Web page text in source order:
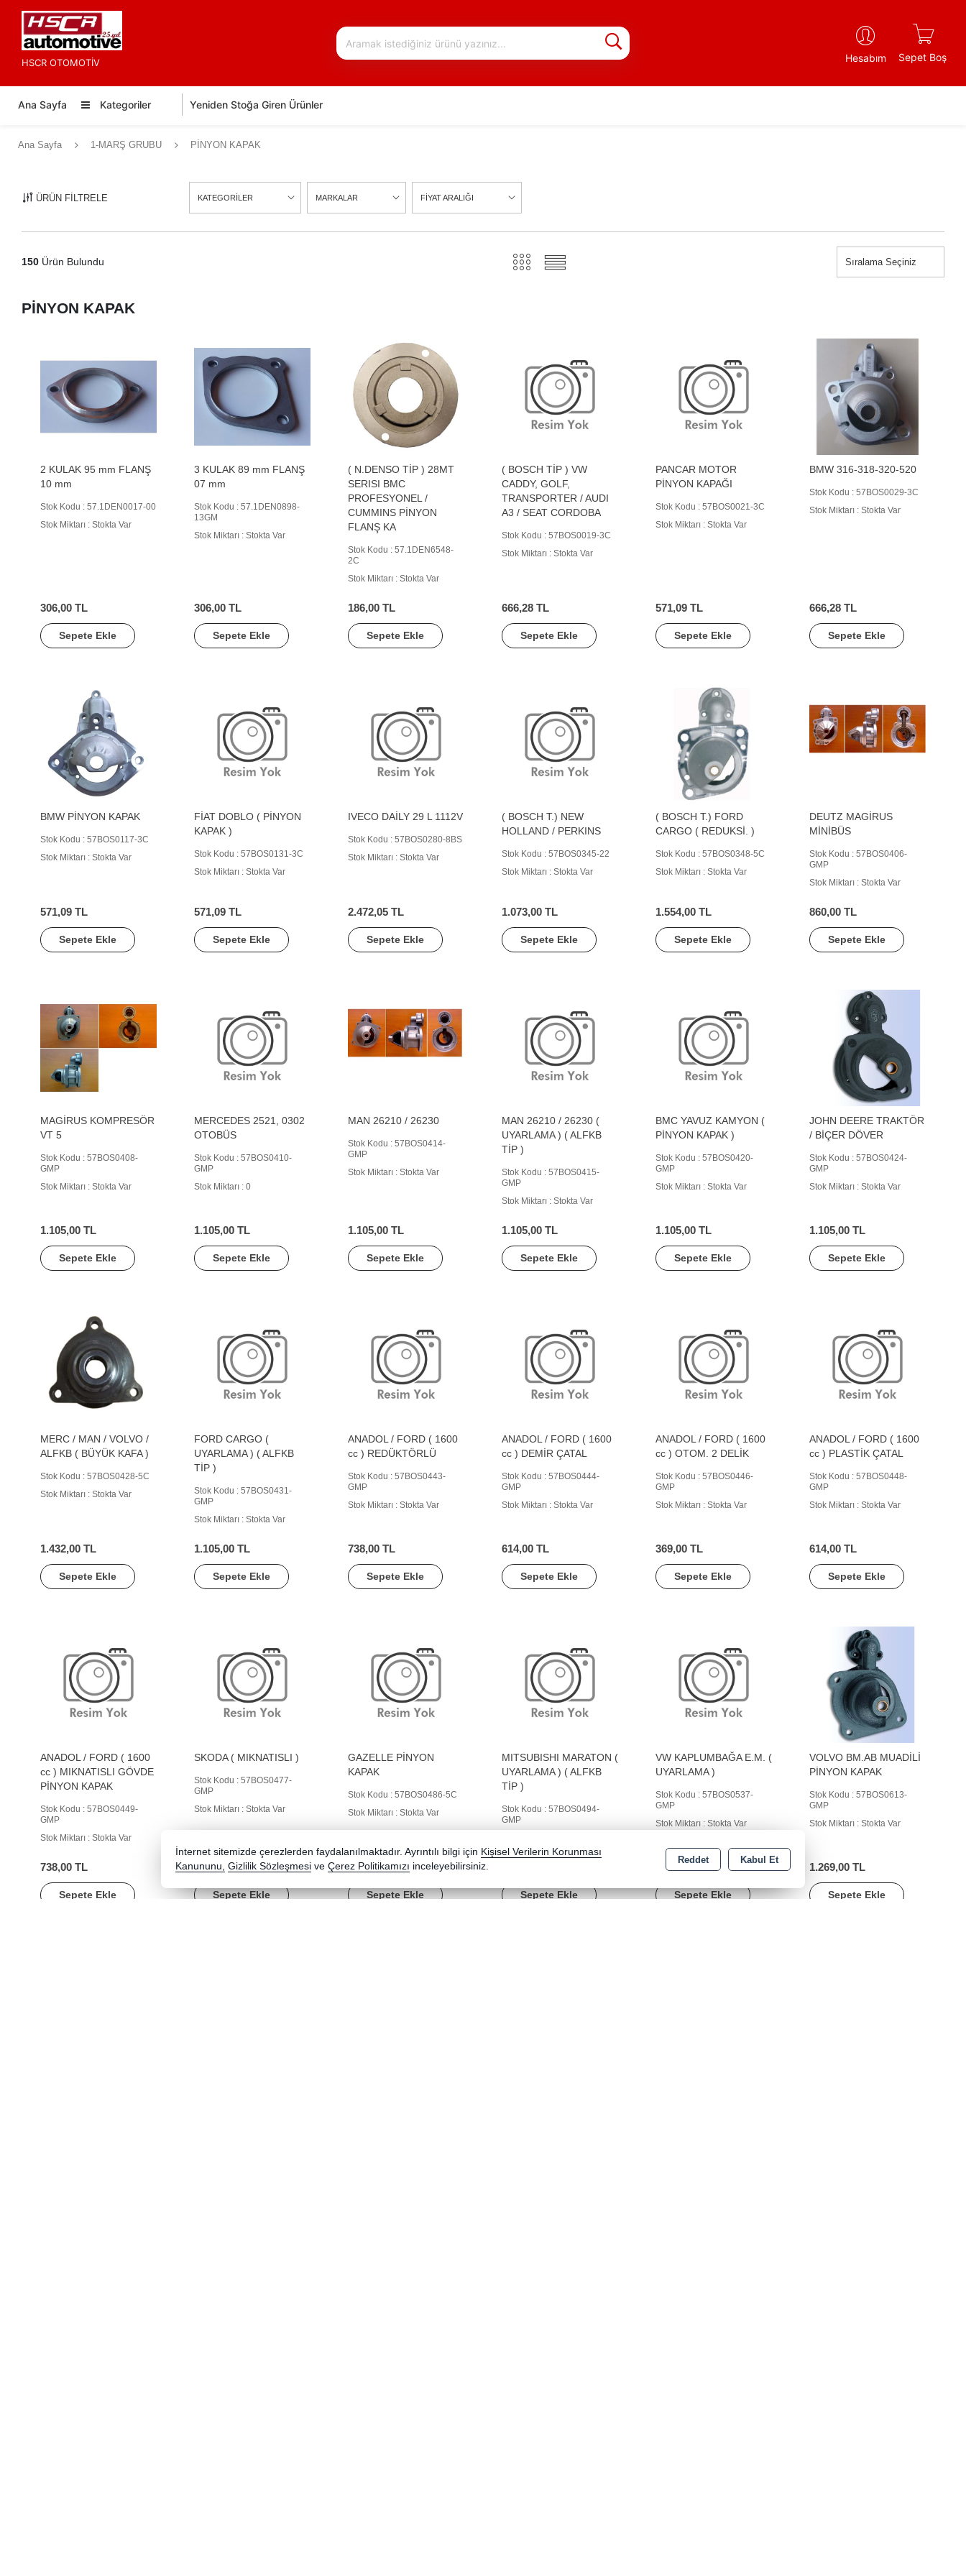
HSCR OTOMOTİV Hesabım Sepet Boş
Ana Sayfa Kategoriler Yeniden Stoğa Giren Ürünler
Ana Sayfa 1-MARŞ GRUBU PİNYON KAPAK
ÜRÜN FİLTRELE KATEGORİLER MARKALAR FİYAT ARALIĞI
150 Ürün Bulundu
PİNYON KAPAK
2 KULAK 95 mm FLANŞ
10 mm
Stok Kodu : 57.1DEN0017-00
Stok Miktarı : Stokta Var
306,00 TL
Sepete Ekle
3 KULAK 89 mm FLANŞ
07 mm
Stok Kodu : 57.1DEN0898-
13GM
Stok Miktarı : Stokta Var
306,00 TL
Sepete Ekle
( N.DENSO TİP ) 28MT
SERISI BMC
PROFESYONEL /
CUMMINS PİNYON
FLANŞ KA
Stok Kodu : 57.1DEN6548-
2C
Stok Miktarı : Stokta Var
186,00 TL
Sepete Ekle
( BOSCH TİP ) VW
CADDY, GOLF,
TRANSPORTER / AUDI
A3 / SEAT CORDOBA
Stok Kodu : 57BOS0019-3C
Stok Miktarı : Stokta Var
666,28 TL
Sepete Ekle
PANCAR MOTOR
PİNYON KAPAĞI
Stok Kodu : 57BOS0021-3C
Stok Miktarı : Stokta Var
571,09 TL
Sepete Ekle
BMW 316-318-320-520
Stok Kodu : 57BOS0029-3C
Stok Miktarı : Stokta Var
666,28 TL
Sepete Ekle
BMW PİNYON KAPAK
Stok Kodu : 57BOS0117-3C
Stok Miktarı : Stokta Var
571,09 TL
Sepete Ekle
FİAT DOBLO ( PİNYON
KAPAK )
Stok Kodu : 57BOS0131-3C
Stok Miktarı : Stokta Var
571,09 TL
Sepete Ekle
IVECO DAİLY 29 L 1112V
Stok Kodu : 57BOS0280-8BS
Stok Miktarı : Stokta Var
2.472,05 TL
Sepete Ekle
( BOSCH T.) NEW
HOLLAND / PERKINS
Stok Kodu : 57BOS0345-22
Stok Miktarı : Stokta Var
1.073,00 TL
Sepete Ekle
( BOSCH T.) FORD
CARGO ( REDUKSİ. )
Stok Kodu : 57BOS0348-5C
Stok Miktarı : Stokta Var
1.554,00 TL
Sepete Ekle
DEUTZ MAGİRUS
MİNİBÜS
Stok Kodu : 57BOS0406-
GMP
Stok Miktarı : Stokta Var
860,00 TL
Sepete Ekle
MAGİRUS KOMPRESÖR
VT 5
Stok Kodu : 57BOS0408-
GMP
Stok Miktarı : Stokta Var
1.105,00 TL
Sepete Ekle
MERCEDES 2521, 0302
OTOBÜS
Stok Kodu : 57BOS0410-
GMP
Stok Miktarı : 0
1.105,00 TL
Sepete Ekle
MAN 26210 / 26230
Stok Kodu : 57BOS0414-
GMP
Stok Miktarı : Stokta Var
1.105,00 TL
Sepete Ekle
MAN 26210 / 26230 (
UYARLAMA ) ( ALFKB
TİP )
Stok Kodu : 57BOS0415-
GMP
Stok Miktarı : Stokta Var
1.105,00 TL
Sepete Ekle
BMC YAVUZ KAMYON (
PİNYON KAPAK )
Stok Kodu : 57BOS0420-
GMP
Stok Miktarı : Stokta Var
1.105,00 TL
Sepete Ekle
JOHN DEERE TRAKTÖR
/ BİÇER DÖVER
Stok Kodu : 57BOS0424-
GMP
Stok Miktarı : Stokta Var
1.105,00 TL
Sepete Ekle
MERC / MAN / VOLVO /
ALFKB ( BÜYÜK KAFA )
Stok Kodu : 57BOS0428-5C
Stok Miktarı : Stokta Var
1.432,00 TL
Sepete Ekle
FORD CARGO (
UYARLAMA ) ( ALFKB
TİP )
Stok Kodu : 57BOS0431-
GMP
Stok Miktarı : Stokta Var
1.105,00 TL
Sepete Ekle
ANADOL / FORD ( 1600
cc ) REDÜKTÖRLÜ
Stok Kodu : 57BOS0443-
GMP
Stok Miktarı : Stokta Var
738,00 TL
Sepete Ekle
ANADOL / FORD ( 1600
cc ) DEMİR ÇATAL
Stok Kodu : 57BOS0444-
GMP
Stok Miktarı : Stokta Var
614,00 TL
Sepete Ekle
ANADOL / FORD ( 1600
cc ) OTOM. 2 DELİK
Stok Kodu : 57BOS0446-
GMP
Stok Miktarı : Stokta Var
369,00 TL
Sepete Ekle
ANADOL / FORD ( 1600
cc ) PLASTİK ÇATAL
Stok Kodu : 57BOS0448-
GMP
Stok Miktarı : Stokta Var
614,00 TL
Sepete Ekle
ANADOL / FORD ( 1600
cc ) MIKNATISLI GÖVDE
PİNYON KAPAK
Stok Kodu : 57BOS0449-
GMP
Stok Miktarı : Stokta Var
738,00 TL
Sepete Ekle
SKODA ( MIKNATISLI )
Stok Kodu : 57BOS0477-
GMP
Stok Miktarı : Stokta Var
778,00 TL
Sepete Ekle
GAZELLE PİNYON
KAPAK
Stok Kodu : 57BOS0486-5C
Stok Miktarı : Stokta Var
853,00 TL
Sepete Ekle
MITSUBISHI MARATON (
UYARLAMA ) ( ALFKB
TİP )
Stok Kodu : 57BOS0494-
GMP
Sepete Ekle
VW KAPLUMBAĞA E.M. (
UYARLAMA )
Stok Kodu : 57BOS0537-
GMP
Stok Miktarı : Stokta Var
369,00 TL
Sepete Ekle
VOLVO BM.AB MUADİLİ
PİNYON KAPAK
Stok Kodu : 57BOS0613-
GMP
Stok Miktarı : Stokta Var
1.269,00 TL
Sepete Ekle
İnternet sitemizde çerezlerden faydalanılmaktadır. Ayrıntılı bilgi için Kişisel Verilerin Korunması
Kanununu, Gizlilik Sözleşmesi ve Çerez Politikamızı inceleyebilirsiniz.
Reddet Kabul Et